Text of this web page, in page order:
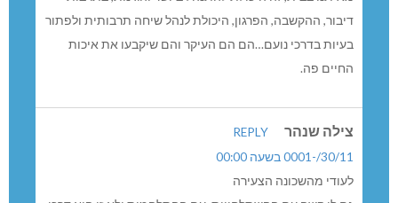
דיבור, ההקשבה, הפרגון, היכולת לנהל שיחה תרבותית ולפתור
בעיות בדרכי נועם…הם הם העיקר והם שיקבעו את איכות
החיים פה.
צילה שנהר
REPLY
30/11/-0001 בשעה 00:00
לעודי מהשכונה הצעירה